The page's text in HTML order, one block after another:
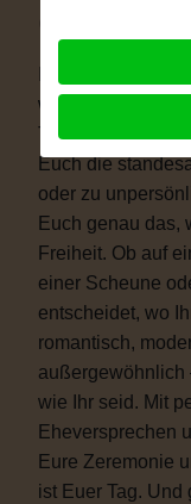
Immer mehr
wirklich zu ihnen
Trauung nicht
Euch die
oder zu
Euch genau das,
Freiheit. Ob auf
einer Scheune
entscheidet, wo
romantisch,
außergewöhnlich
wie Ihr seid. Mit
Eheversprechen
Eure Zeremonie
ist Euer Tag.